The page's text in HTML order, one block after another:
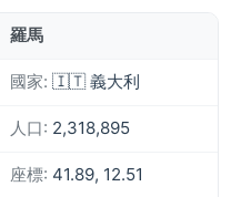
羅馬
國家: 🇮🇹 義大利
人口: 2,318,895
座標: 41.89, 12.51